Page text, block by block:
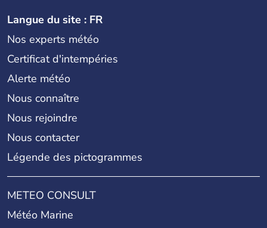
Langue du site : FR
Nos experts météo
Certificat d'intempéries
Alerte météo
Nous connaître
Nous rejoindre
Nous contacter
Légende des pictogrammes
METEO CONSULT
Météo Marine